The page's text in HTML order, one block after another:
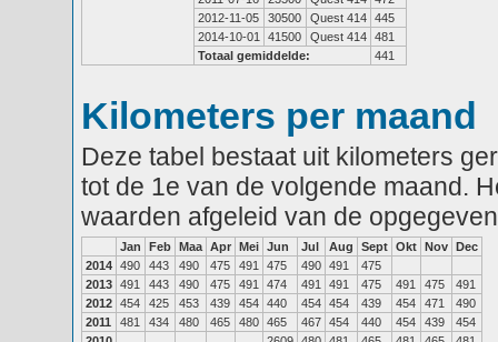
2012-11-05
30500 Quest 414 445
2014-10-01
41500 Quest 414 481
Totaal gemiddelde:
441
Kilometers per maand
Deze tabel bestaat uit kilometers
tot de 1e van de volgende maand.
waarden afgeleid van de
Jan Feb Maa Apr Mei Jun Jul Aug Sept Okt Nov Dec
2014 490 443 490 475 491 475 490 491
475
2013 491 443 490 475 491 474 491 491 475 491 475
491
2012 454 425 453 439 454 440 454 454 439 454 471
490
2011
481 434 480 465 480 465 467 454 440 454 439
454